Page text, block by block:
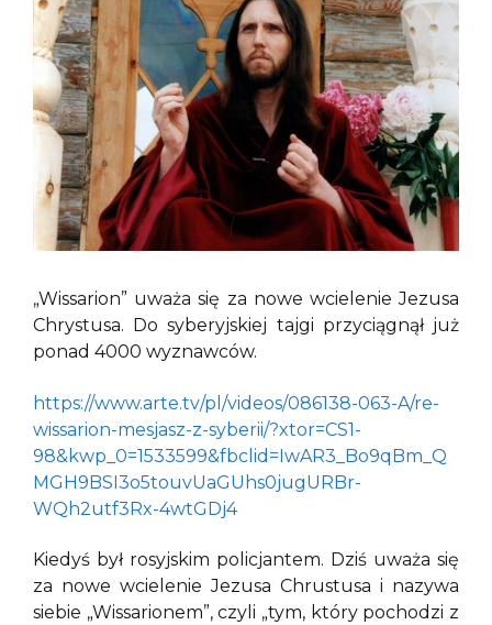
„Wissarion” uważa się za nowe wcielenie Jezusa
Chrystusa. Do syberyjskiej tajgi przyciągnął już
ponad 4000 wyznawców.
https://www.arte.tv/pl/videos/086138-063-A/re-
wissarion-mesjasz-z-syberii/?xtor=CS1-
98&kwp_0=1533599&fbclid=IwAR3_Bo9qBm_Q
MGH9BSI3o5touvUaGUhs0jugURBr-
WQh2utf3Rx-4wtGDj4
Kiedyś był rosyjskim policjantem. Dziś uważa się
za nowe wcielenie Jezusa Chrustusa i nazywa
siebie „Wissarionem”, czyli „tym, który pochodzi z